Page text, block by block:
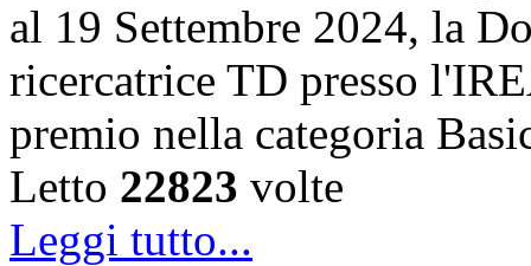
al 19 Settembre 2024, la
ricercatrice TD presso
premio nella categoria
Letto 22823 volte
Leggi tutto...